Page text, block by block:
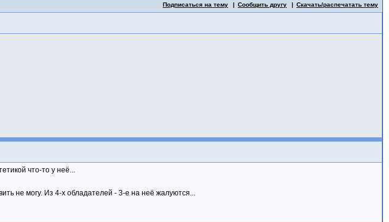
Подписаться на тему Сообщить другу Скачать/распечатать тему
что-то у неё...
не могу. Из 4-х обладателей - 3-е на неё жалуются...